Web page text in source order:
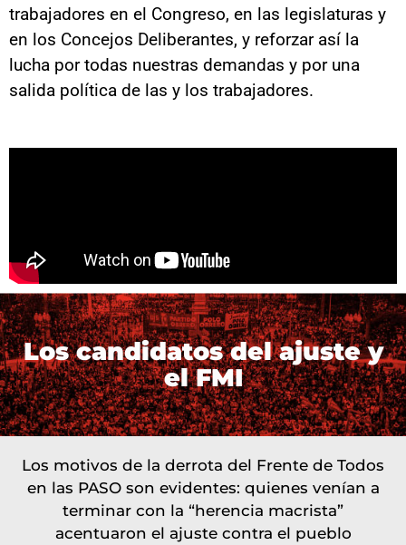
trabajadores en el Congreso, en las legislaturas y
en los Concejos Deliberantes, y reforzar así la
lucha por todas nuestras demandas y por una
salida política de las y los trabajadores.
Los candidatos del ajuste y
el FMI
Los motivos de la derrota del Frente de Todos
en las PASO son evidentes: quienes venían a
terminar con la “herencia macrista”
acentuaron el ajuste contra el pueblo